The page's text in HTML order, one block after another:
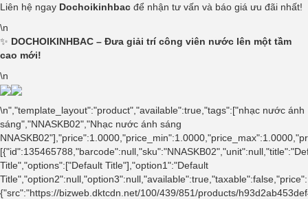
Liên hệ ngay Dochoikinhbac để nhận tư vấn và báo giá ưu đãi nhất!
\n
✨ DOCHOIKINHBAC – Đưa giải trí công viên nước lên một tầm
cao mới!
\n
\n","template_layout":"product","available":true,"tags":["nhạc nước ánh
sáng","NNASKB02","Nhạc nước ánh sáng
Title","options":["Default Title"],"option1":"Default
{"src":"https://bizweb.dktcdn.net/100/439/851/products/